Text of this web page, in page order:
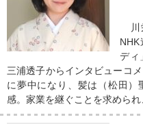
川
ディ
三浦透子からインタビューコ
に夢中になり、髪は（松田）
感。家業を継ぐことを求められ